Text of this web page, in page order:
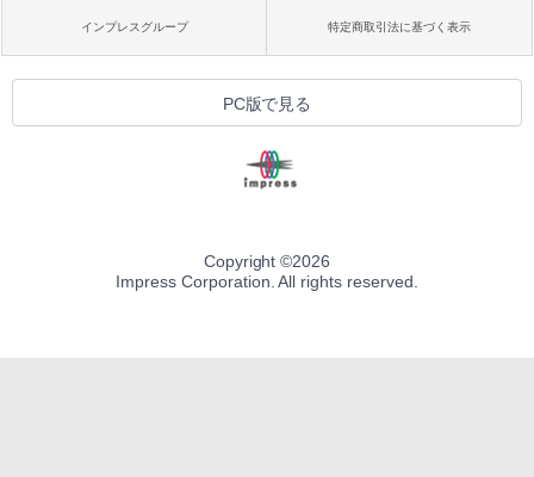
インプレスグループ 特定商取引法に基づく表示
PC版で見る
Copyright ©2026
Impress Corporation. All rights reserved.